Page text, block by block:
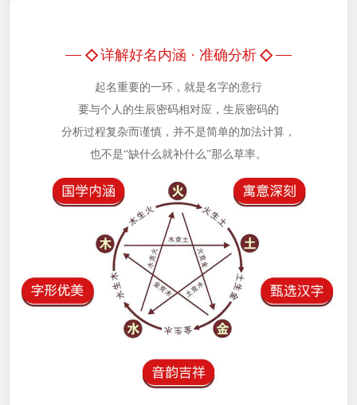
◇ 详解好名内涵 · 准确分析 ◇
起名重要的一环，就是名字的意行
要与个人的生辰密码相对应，生辰密码的
分析过程复杂而谨慎，并不是简单的加法计算，
也不是“缺什么就补什么”那么草率。